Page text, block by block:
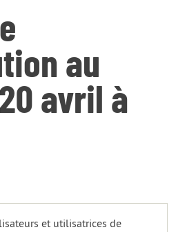
au
avril à
et utilisatrices de